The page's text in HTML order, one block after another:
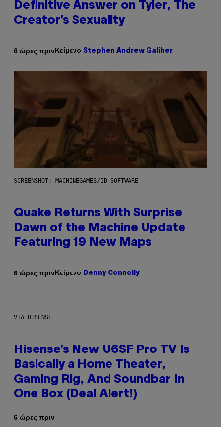
Definitive Answer on Tyler, The
Creator’s Sexuality
6 ώρες πρινΚείμενο Stephen Andrew Galiher
SCREENSHOT: MACHINEGAMES/ID SOFTWARE
Quake Returns With Surprise
Dawn of the Machine Update
Featuring 19 New Maps
6 ώρες πρινΚείμενο Denny Connolly
VIA HISENSE
Hisense’s New U6SF Pro TV Is
Basically a Home Theater,
Gaming Rig, And Soundbar In
One Box (Deal Alert!)
6 ώρες πριν